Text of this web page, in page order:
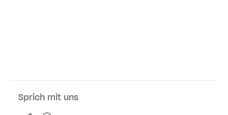
Sprich mit uns